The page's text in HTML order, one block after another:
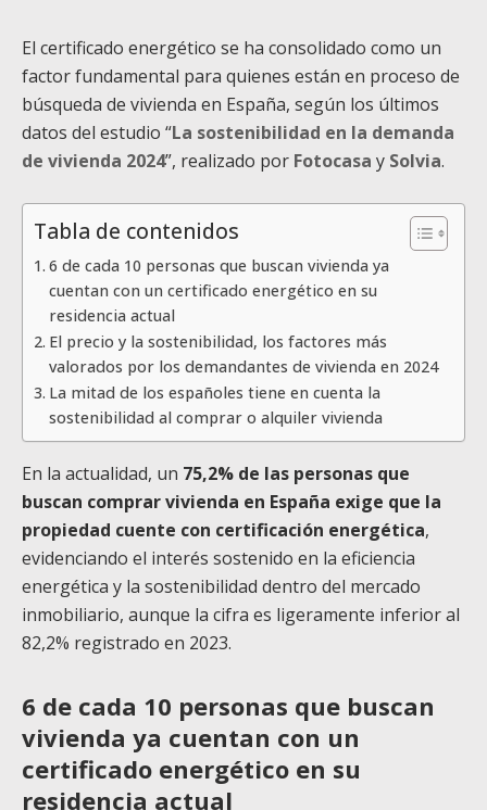
El certificado energético se ha consolidado como un
factor fundamental para quienes están en proceso de
búsqueda de vivienda en España, según los últimos
datos del estudio “La sostenibilidad en la demanda
de vivienda 2024”, realizado por Fotocasa y Solvia.
Tabla de contenidos
6 de cada 10 personas que buscan vivienda ya
cuentan con un certificado energético en su
residencia actual
El precio y la sostenibilidad, los factores más
valorados por los demandantes de vivienda en 2024
La mitad de los españoles tiene en cuenta la
sostenibilidad al comprar o alquiler vivienda
En la actualidad, un 75,2% de las personas que
buscan comprar vivienda en España exige que la
propiedad cuente con certificación energética,
evidenciando el interés sostenido en la eficiencia
energética y la sostenibilidad dentro del mercado
inmobiliario, aunque la cifra es ligeramente inferior al
82,2% registrado en 2023.
6 de cada 10 personas que buscan
vivienda ya cuentan con un
certificado energético en su
residencia actual